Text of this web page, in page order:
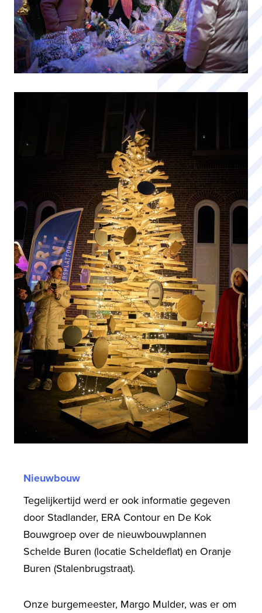
Nieuwbouw
Tegelijkertijd werd er ook informatie gegeven
door Stadlander, ERA Contour en De Kok
Bouwgroep over de nieuwbouwplannen
Schelde Buren (locatie Scheldeflat) en Oranje
Buren (Stalenbrugstraat).
Onze burgemeester, Margo Mulder, was er om